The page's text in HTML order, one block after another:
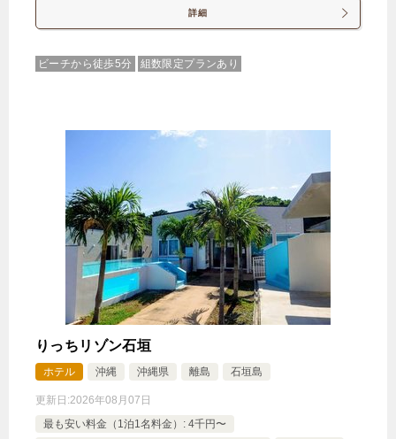
員・プライベートプール付）
員・プライベートプール付）
じゃらんで確認する
【1泊朝食付】石垣島の朝の彩りを味わう朝食膳プラ
🍴朝食 IN15:00- OUT-10:00
特別室・スイート・離れ 禁煙ルーム
詳細
ビーチから徒歩5分 組数限定プランあり
りっちリゾン石垣
ホテル 沖縄 沖縄県 離島 石垣島
更新日:2026年08月07日
最も安い料金（1泊1名料金）: 4千円〜